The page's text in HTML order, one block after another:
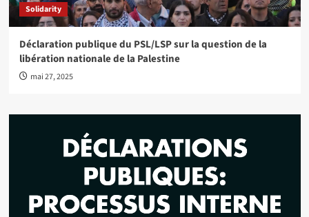
Solidarity
Déclaration publique du PSL/LSP sur la question de la
libération nationale de la Palestine
mai 27, 2025